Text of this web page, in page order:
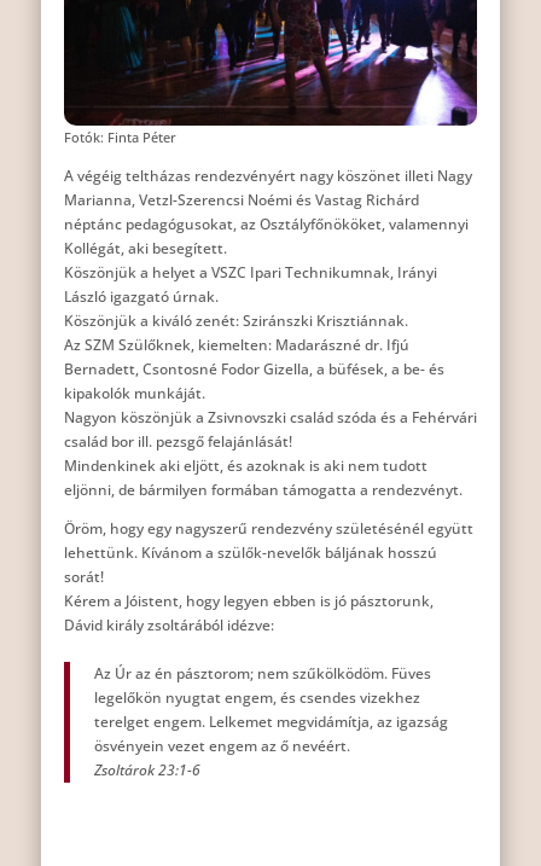
Fotók: Finta Péter
A végéig teltházas rendezvényért nagy köszönet illeti Nagy
Marianna, Vetzl-Szerencsi Noémi és Vastag Richárd
néptánc pedagógusokat, az Osztályfőnököket, valamennyi
Kollégát, aki besegített.
Köszönjük a helyet a VSZC Ipari Technikumnak, Irányi
László igazgató úrnak.
Köszönjük a kiváló zenét: Sziránszki Krisztiánnak.
Az SZM Szülőknek, kiemelten: Madarászné dr. Ifjú
Bernadett, Csontosné Fodor Gizella, a büfések, a be- és
kipakolók munkáját.
Nagyon köszönjük a Zsivnovszki család szóda és a Fehérvári
család bor ill. pezsgő felajánlását!
Mindenkinek aki eljött, és azoknak is aki nem tudott
eljönni, de bármilyen formában támogatta a rendezvényt.
Öröm, hogy egy nagyszerű rendezvény születésénél együtt
lehettünk. Kívánom a szülők-nevelők báljának hosszú
sorát!
Kérem a Jóistent, hogy legyen ebben is jó pásztorunk,
Dávid király zsoltárából idézve:
Az Úr az én pásztorom; nem szűkölködöm. Füves
legelőkön nyugtat engem, és csendes vizekhez
terelget engem. Lelkemet megvidámítja, az igazság
ösvényein vezet engem az ő nevéért.
Zsoltárok 23:1-6